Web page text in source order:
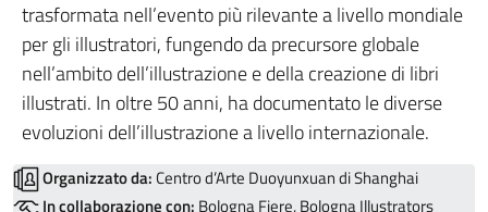
trasformata nell’evento più rilevante a livello mondiale
per gli illustratori, fungendo da precursore globale
nell’ambito dell’illustrazione e della creazione di libri
illustrati. In oltre 50 anni, ha documentato le diverse
evoluzioni dell’illustrazione a livello internazionale.
Organizzato da: Centro d’Arte Duoyunxuan di Shanghai
In collaborazione con: Bologna Fiere, Bologna Illustrators